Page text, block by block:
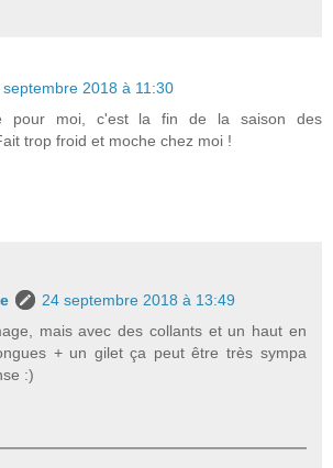
septembre 2018 à 11:30
pour moi, c'est la fin de la saison des
trop froid et moche chez moi !
24 septembre 2018 à 13:49
mais avec des collants et un haut en
+ un gilet ça peut être très sympa
:)